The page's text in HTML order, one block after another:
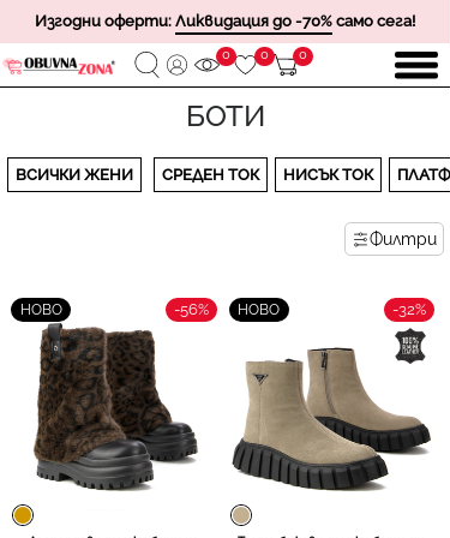
Изгодни оферти: Ликвидация до -70% само сега!
0 0 0
БОТИ
ВСИЧКИ ЖЕНИ СРЕДЕН ТОК НИСЪК ТОК
Филтри
НОВО -56% НОВО -32%